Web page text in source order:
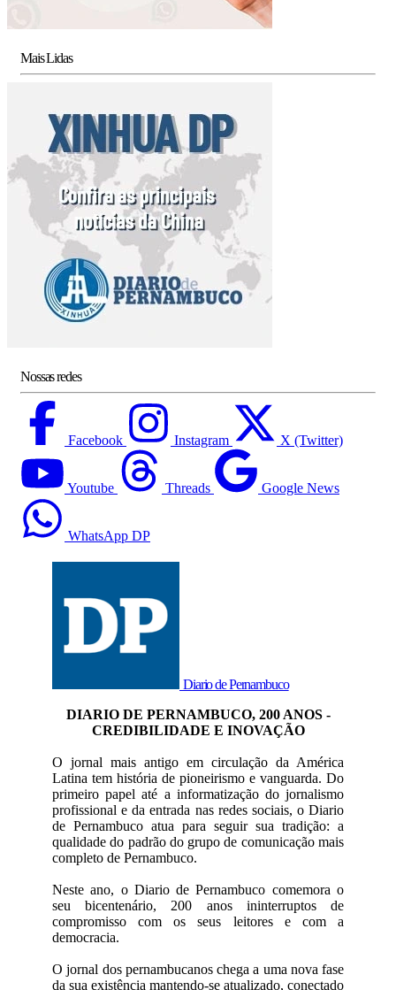
Mais Lidas
Nossas redes
Facebook Instagram X (Twitter)
Youtube Threads Google News
WhatsApp DP
Diario de Pernambuco
DIARIO DE PERNAMBUCO, 200 ANOS -
CREDIBILIDADE E INOVAÇÃO
O jornal mais antigo em circulação da América
Latina tem história de pioneirismo e vanguarda. Do
primeiro papel até a informatização do jornalismo
profissional e da entrada nas redes sociais, o Diario
de Pernambuco atua para seguir sua tradição: a
qualidade do padrão do grupo de comunicação mais
completo de Pernambuco.
Neste ano, o Diario de Pernambuco comemora o
seu bicentenário, 200 anos ininterruptos de
compromisso com os seus leitores e com a
democracia.
O jornal dos pernambucanos chega a uma nova fase
da sua existência mantendo-se atualizado, conectado